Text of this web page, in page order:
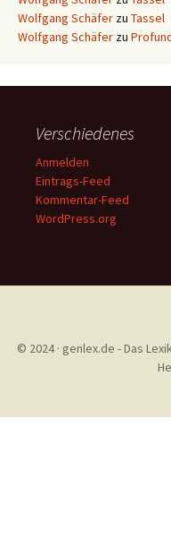
Wolfgang Schäfer zu Tassel
Wolfgang Schäfer zu
Verschiedenes
Anmelden
Eintrags-Feed
Kommentar-Feed
WordPress.org
© 2024 · genlex.de - Das